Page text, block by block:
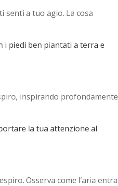
senti a tuo agio. La cosa
i piedi ben piantati a terra e
inspirando profondamente
la tua attenzione al
Osserva come l’aria entra